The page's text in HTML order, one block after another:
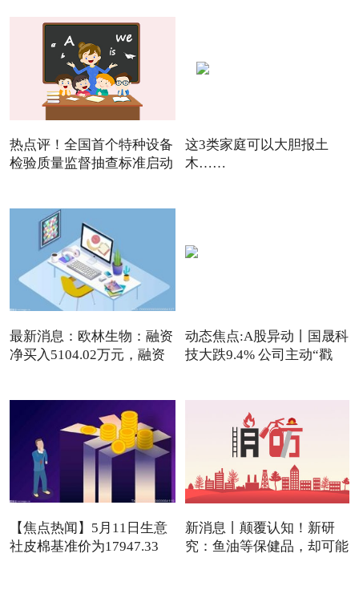
热点评！全国首个特种设备
检验质量监督抽查标准启动
这3类家庭可以大胆报土
木……
最新消息：欧林生物：融资
净买入5104.02万元，融资
动态焦点:A股异动丨国晟科
技大跌9.4% 公司主动“戳
【焦点热闻】5月11日生意
社皮棉基准价为17947.33
新消息丨颠覆认知！新研
究：鱼油等保健品，却可能